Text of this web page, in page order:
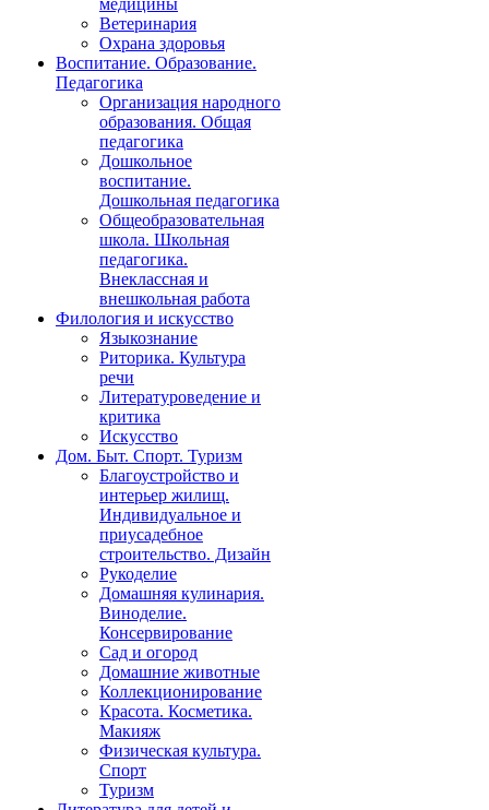
медицины
Ветеринария
Охрана здоровья
Воспитание. Образование.
Педагогика
Организация народного
образования. Общая
педагогика
Дошкольное
воспитание.
Дошкольная педагогика
Общеобразовательная
школа. Школьная
педагогика.
Внеклассная и
внешкольная работа
Филология и искусство
Языкознание
Риторика. Культура
речи
Литературоведение и
критика
Искусство
Дом. Быт. Спорт. Туризм
Благоустройство и
интерьер жилищ.
Индивидуальное и
приусадебное
строительство. Дизайн
Рукоделие
Домашняя кулинария.
Виноделие.
Консервирование
Сад и огород
Домашние животные
Коллекционирование
Красота. Косметика.
Макияж
Физическая культура.
Спорт
Туризм